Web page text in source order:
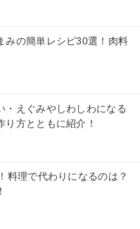
みの簡単レシピ30選！肉料
・えぐみやしわしわになる
り方とともに紹介！
料理で代わりになるのは？